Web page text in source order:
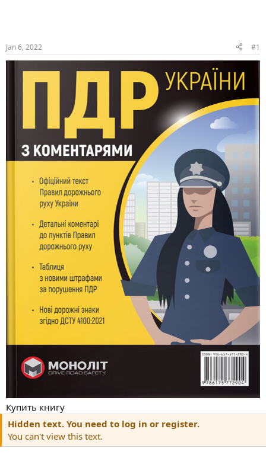
Jan 6, 2022 #1
Купить книгу
Hidden text. You need to log in or register.
You can't view this text.